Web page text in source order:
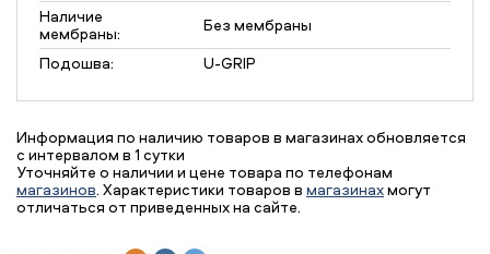
Наличие
мембраны:
Без мембраны
Подошва:
U-GRIP
Информация по наличию товаров в магазинах обновляется
с интервалом в 1 сутки
Уточняйте о наличии и цене товара по телефонам
магазинов. Характеристики товаров в магазинахмогут
отличаться от приведенных на сайте.